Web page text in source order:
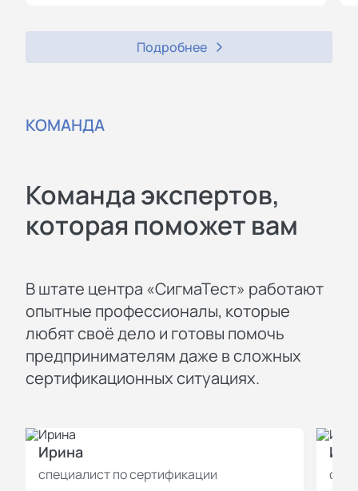
Подробнее
КОМАНДА
Команда экспертов,
которая поможет вам
В штате центра «СигмаТест» работают
опытные профессионалы, которые
любят своё дело и готовы помочь
предпринимателям даже в сложных
сертификационных ситуациях.
Ирина
специалист по сертификации